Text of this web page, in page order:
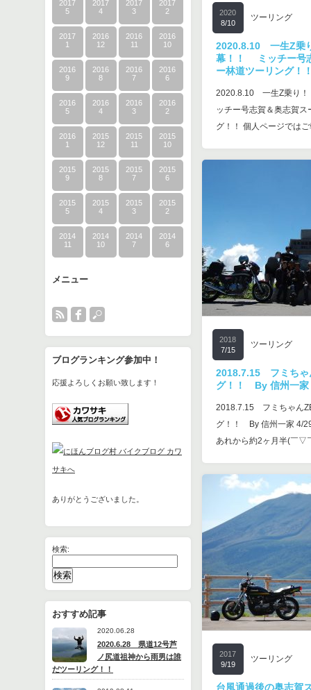
2017
5
2017
4
2017
3
2017
2
2017
1
2016
12
2016
11
2016
10
2016
9
2016
8
2016
7
2016
6
2016
5
2016
4
2016
3
2016
2
2016
1
2015
12
2015
11
2015
10
2015
9
2015
8
2015
7
2015
6
2015
5
2015
4
2015
3
2015
2
2014
11
2014
10
2014
7
2014
6
メニュー
ブログランキング参加中！
応援よろしくお願い致します！
ありがとうございました。
検索:
おすすめ記事
2020.06.28
2020.6.28 県道12号芦
ノ尻道祖神から雨男は誰
だツーリング！！
2020
8/10
ツーリング
2020.8.10 一生Z乗
幕！！ ミッチー号
ー林道ツーリング！
2020.8.10 一生Z乗り
ッチー号志賀＆奥志賀
グ！！ 個人ページでは
2018
7/15
ツーリング
2018.7.15 フミちゃ
グ！！ By 信州一家
2018.7.15 フミちゃん
グ！！ By 信州一家 4/
あれから約2ヶ月半(￣
2017
9/19
ツーリング
台風通過後の奥志賀